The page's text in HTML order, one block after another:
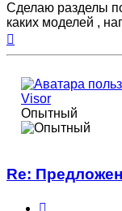
Сделаю разделы
каких моделей ,
Visor
Опытный
Re: